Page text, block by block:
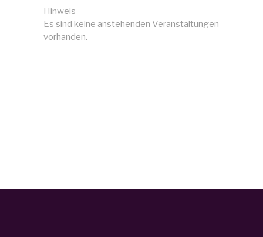
Hinweis
Es sind keine anstehenden Veranstaltungen
vorhanden.